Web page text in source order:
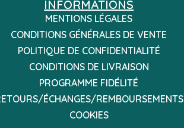
INFORMATIONS
MENTIONS LÉGALES
CONDITIONS GÉNÉRALES DE VENTE
POLITIQUE DE CONFIDENTIALITÉ
CONDITIONS DE LIVRAISON
PROGRAMME FIDÉLITÉ
ÉCHANGES/REMBOURSEMENTS
COOKIES